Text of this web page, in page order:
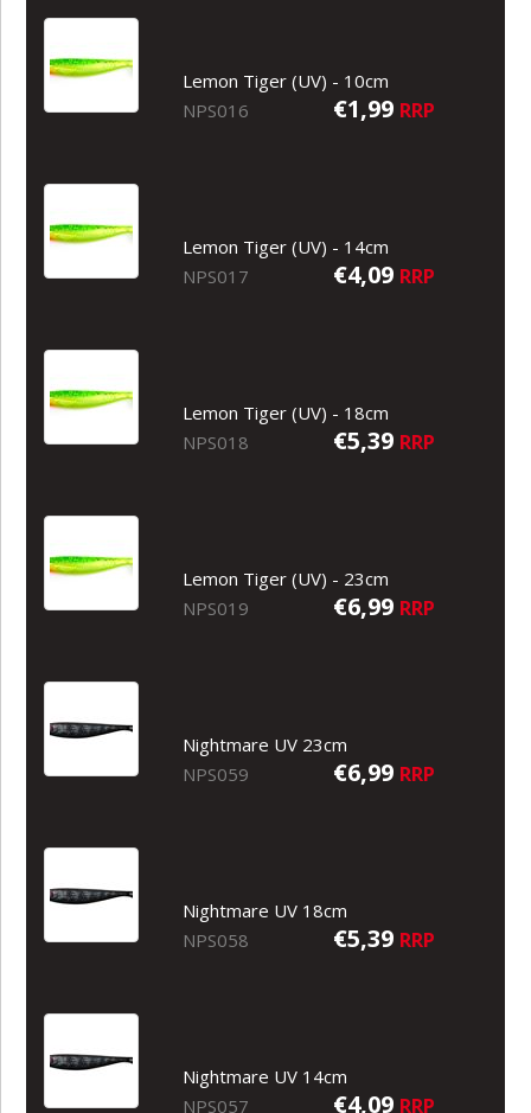
Lemon Tiger (UV) - 10cm
NPS016
€1,99 RRP
Lemon Tiger (UV) - 14cm
NPS017
€4,09 RRP
Lemon Tiger (UV) - 18cm
NPS018
€5,39 RRP
Lemon Tiger (UV) - 23cm
NPS019
€6,99 RRP
Nightmare UV 23cm
NPS059
€6,99 RRP
Nightmare UV 18cm
NPS058
€5,39 RRP
Nightmare UV 14cm
NPS057
€4,09 RRP